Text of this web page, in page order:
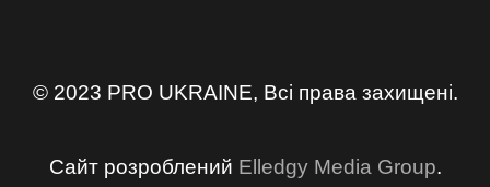
© 2023 PRO UKRAINE, Всі права захищені.
Сайт розроблений Elledgy Media Group.